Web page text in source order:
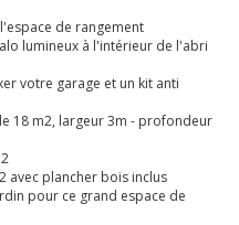
de rangement
lumineux à l'intérieur de l'abri
votre garage et un kit anti
18 m2, largeur 3m - profondeur
avec plancher bois inclus
pour ce grand espace de